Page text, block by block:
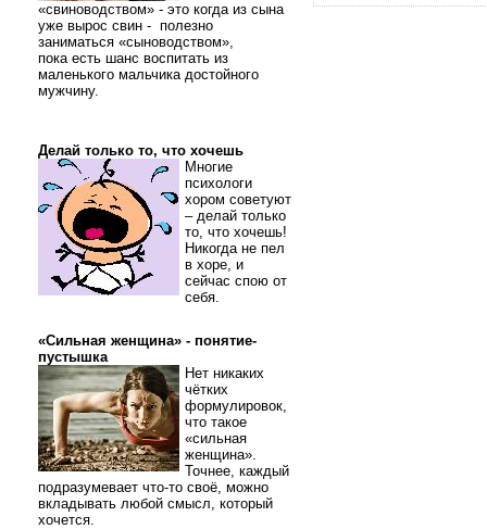
«свиноводством» - это когда из сына
уже вырос свин - полезно
заниматься «сыноводством»,
пока есть шанс воспитать из
маленького мальчика достойного
мужчину.
Делай только то, что хочешь
Многие
психологи
хором советуют
– делай только
то, что хочешь!
Никогда не пел
в хоре, и
сейчас спою от
себя.
«Сильная женщина» - понятие-
пустышка
Нет никаких
чётких
формулировок,
что такое
«сильная
женщина».
Точнее, каждый
подразумевает что-то своё, можно
вкладывать любой смысл, который
хочется.